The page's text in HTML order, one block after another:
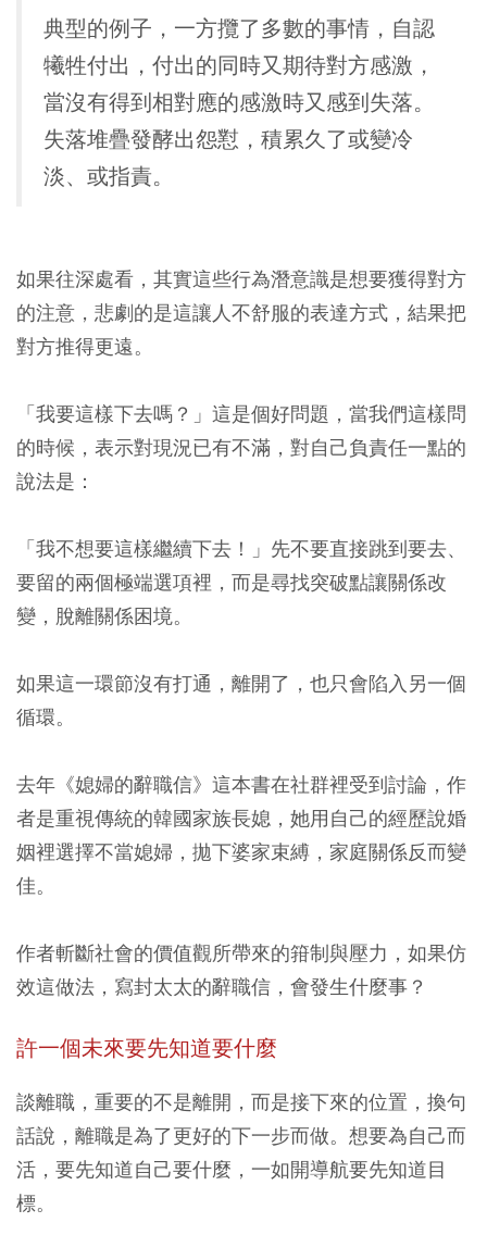
典型的例子，一方攬了多數的事情，自認
犧牲付出，付出的同時又期待對方感激，
當沒有得到相對應的感激時又感到失落。
失落堆疊發酵出怨懟，積累久了或變冷
淡、或指責。
如果往深處看，其實這些行為潛意識是想要獲得對方
的注意，悲劇的是這讓人不舒服的表達方式，結果把
對方推得更遠。
「我要這樣下去嗎？」 這是個好問題，當我們這樣問
的時候，表示對現況已有不滿，對自己負責任一點的
說法是：
「我不想要這樣繼續下去！」 先不要直接跳到要去、
要留的兩個極端選項裡，而是尋找突破點讓關係改
變，脫離關係困境。
如果這一環節沒有打通，離開了，也只會陷入另一個
循環。
去年《媳婦的辭職信》這本書在社群裡受到討論，作
者是重視傳統的韓國家族長媳，她用自己的經歷說婚
姻裡選擇不當媳婦，拋下婆家束縛，家庭關係反而變
佳。
作者斬斷社會的價值觀所帶來的箝制與壓力，如果仿
效這做法，寫封太太的辭職信，會發生什麼事？
許一個未來要先知道要什麼
談離職，重要的不是離開，而是接下來的位置，換句
話說，離職是為了更好的下一步而做。 想要為自己而
活，要先知道自己要什麼，一如開導航要先知道目
標。